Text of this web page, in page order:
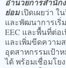
อำนวยการสำนัก
ย่อมเปิดเผยว่า ใ
และพัฒนาการเริ่
EEC และพื้นที่ต่อ
และเพิ่มขีดความ
อุตสาหกรรมเป้า
ได้ พร้อมเชื่อมโย